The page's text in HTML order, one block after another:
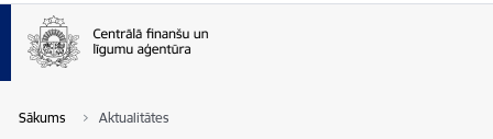
Sākums Aktualitātes